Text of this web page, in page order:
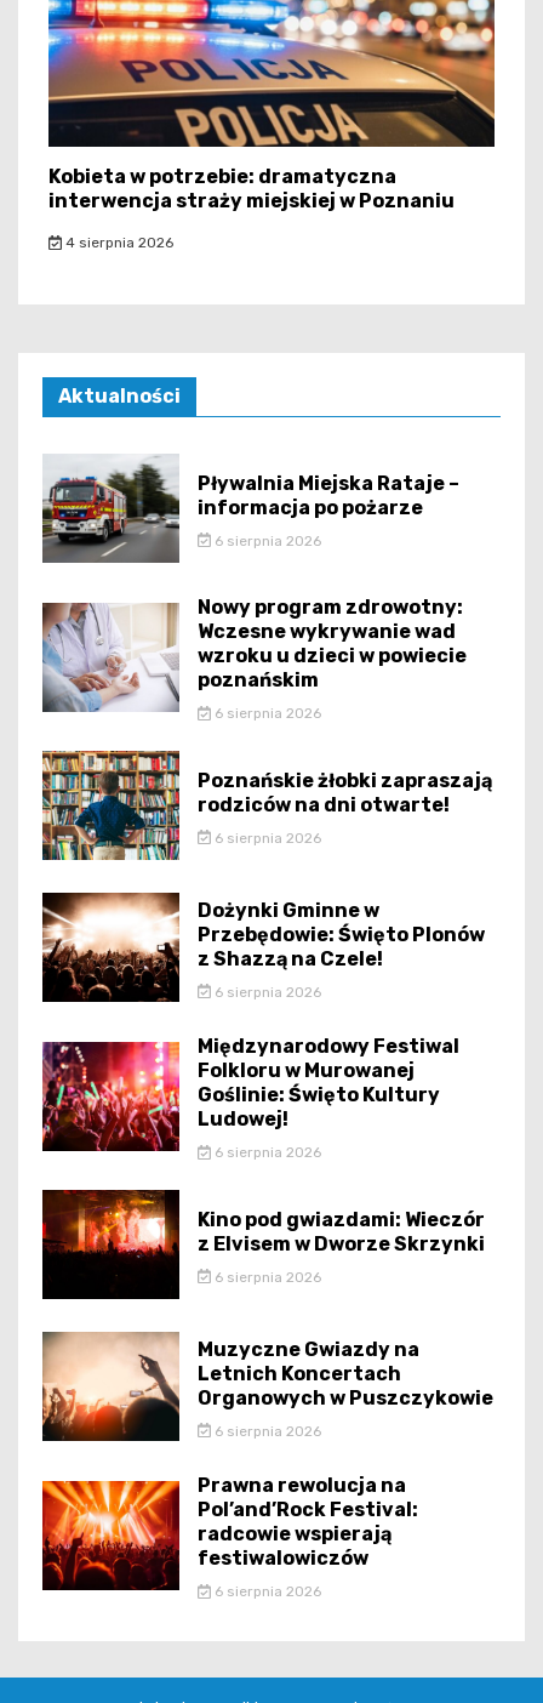
Kobieta w potrzebie: dramatyczna
interwencja straży miejskiej w Poznaniu
4 sierpnia 2026
Aktualności
Pływalnia Miejska Rataje –
informacja po pożarze
6 sierpnia 2026
Nowy program zdrowotny:
Wczesne wykrywanie wad
wzroku u dzieci w powiecie
poznańskim
6 sierpnia 2026
Poznańskie żłobki zapraszają
rodziców na dni otwarte!
6 sierpnia 2026
Dożynki Gminne w
Przebędowie: Święto Plonów
z Shazzą na Czele!
6 sierpnia 2026
Międzynarodowy Festiwal
Folkloru w Murowanej
Goślinie: Święto Kultury
Ludowej!
6 sierpnia 2026
Kino pod gwiazdami: Wieczór
z Elvisem w Dworze Skrzynki
6 sierpnia 2026
Muzyczne Gwiazdy na
Letnich Koncertach
Organowych w Puszczykowie
6 sierpnia 2026
Prawna rewolucja na
Pol’and’Rock Festival:
radcowie wspierają
festiwalowiczów
6 sierpnia 2026